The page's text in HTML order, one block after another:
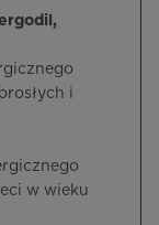
i
w wieku